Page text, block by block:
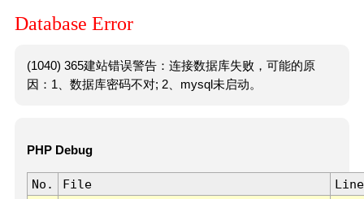
Database Error
(1040) 365建站错误警告：连接数据库失败，可能的原
因：1、数据库密码不对; 2、mysql未启动。
PHP Debug
No. File
Line